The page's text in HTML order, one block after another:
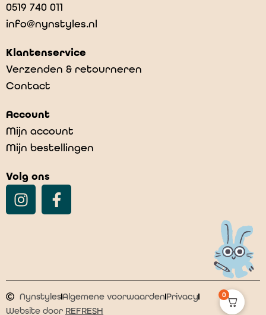
€34,95
0519 740 011
info@nynstyles.nl
Klantenservice
Verzenden & retourneren
Contact
Account
Mijn account
Mijn bestellingen
Volg ons
NynstylesAlgemene voorwaardenPrivacy
Website door REFRESH
0